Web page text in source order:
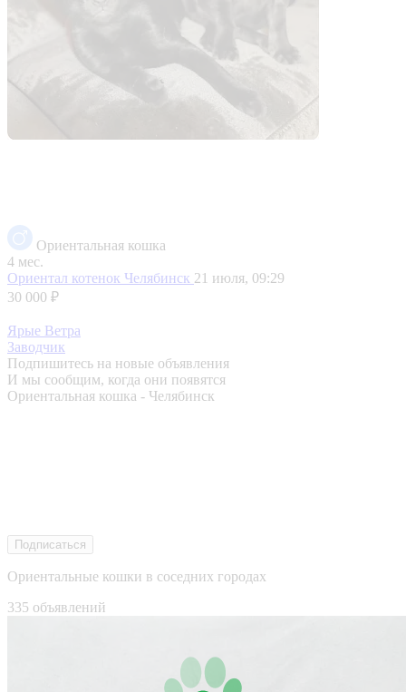
Ориентальная кошка
4 мес.
Ориентал котенок Челябинск 21 июля, 09:29
30 000 ₽
Ярые Ветра
Заводчик
Подпишитесь на новые объявления
И мы сообщим, когда они появятся
Ориентальная кошка - Челябинск
Подписаться
Ориентальные кошки в соседних городах
335 объявлений